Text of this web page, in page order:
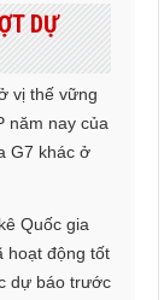
DỰ
vị thế vững
năm nay của
G7 khác ở
Quốc gia
hoạt động tốt
dự báo trước